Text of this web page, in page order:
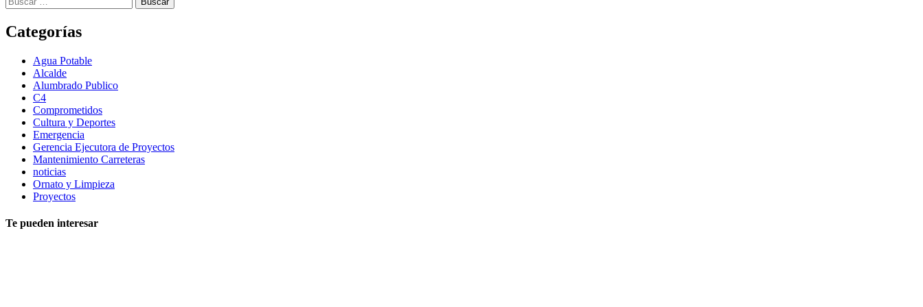
Categorías
Agua Potable
Alcalde
Alumbrado Publico
C4
Comprometidos
Cultura y Deportes
Emergencia
Gerencia Ejecutora de Proyectos
Mantenimiento Carreteras
noticias
Ornato y Limpieza
Proyectos
Te pueden interesar